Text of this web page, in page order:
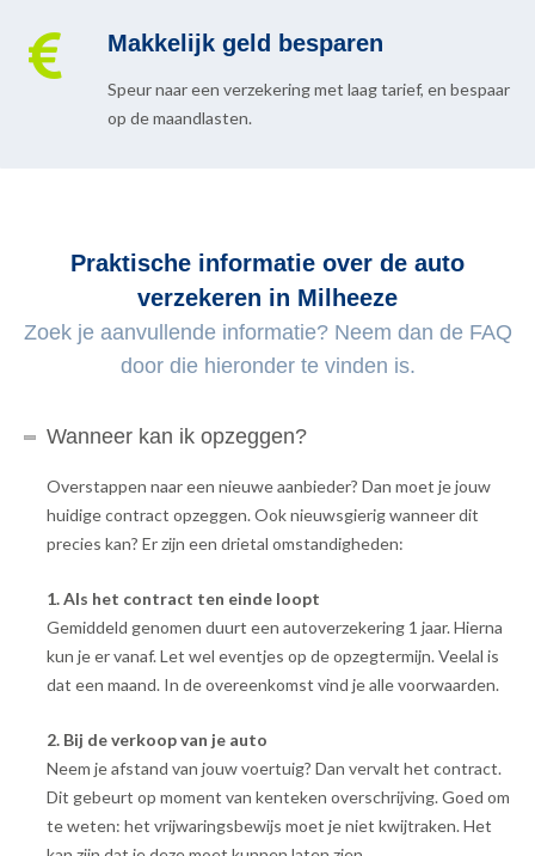
Makkelijk geld besparen
Speur naar een verzekering met laag tarief, en bespaar
op de maandlasten.
Praktische informatie over de auto
verzekeren in Milheeze
Zoek je aanvullende informatie? Neem dan de FAQ
door die hieronder te vinden is.
Wanneer kan ik opzeggen?
Overstappen naar een nieuwe aanbieder? Dan moet je jouw
huidige contract opzeggen. Ook nieuwsgierig wanneer dit
precies kan? Er zijn een drietal omstandigheden:
1. Als het contract ten einde loopt
Gemiddeld genomen duurt een autoverzekering 1 jaar. Hierna
kun je er vanaf. Let wel eventjes op de opzegtermijn. Veelal is
dat een maand. In de overeenkomst vind je alle voorwaarden.
2. Bij de verkoop van je auto
Neem je afstand van jouw voertuig? Dan vervalt het contract.
Dit gebeurt op moment van kenteken overschrijving. Goed om
te weten: het vrijwaringsbewijs moet je niet kwijtraken. Het